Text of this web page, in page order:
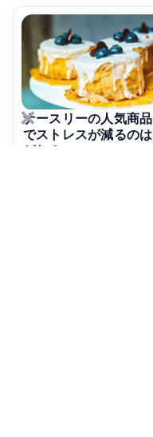
ナースリーの人気商品
でストレスが減るのは
どれ？
×